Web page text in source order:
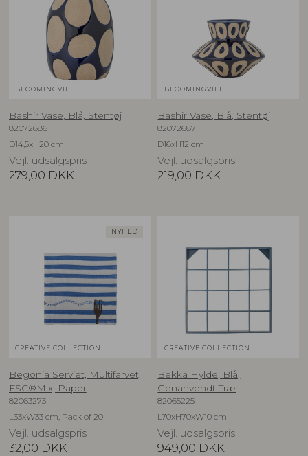
BLOOMINGVILLE
Bashir Vase, Blå, Stentøj
82072686
D14,5xH20 cm
Vejl. udsalgspris
279,00 DKK
BLOOMINGVILLE
Bashir Vase, Blå, Stentøj
82072687
D16xH12 cm
Vejl. udsalgspris
219,00 DKK
NYHED
CREATIVE COLLECTION
Begonia Serviet, Multifarvet,
FSC®Mix, Paper
82063273
L33xW33 cm, Pack of 20
Vejl. udsalgspris
32,00 DKK
CREATIVE COLLECTION
Bekka Hylde, Blå,
Genanvendt Træ
82065225
L70xH70xW10 cm
Vejl. udsalgspris
949,00 DKK